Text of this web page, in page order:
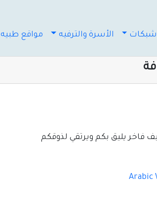
الأسرة والترفيه مواقع طبيه
فاخر يليق بكم ويرتقي لذوقكم